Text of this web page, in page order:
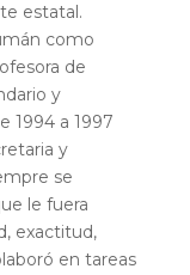
estatal.
como
de
y
1994 a 1997
y
se
le fuera
exactitud,
en tareas